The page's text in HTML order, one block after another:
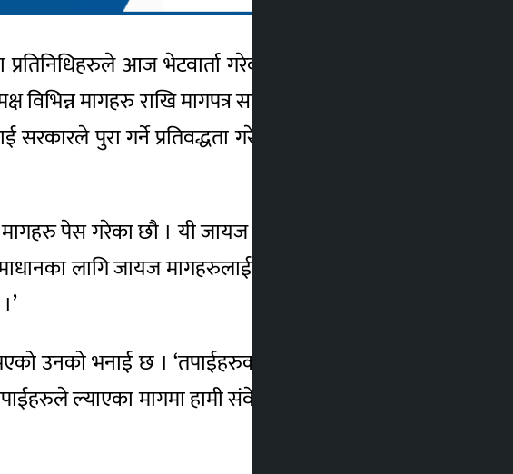
प्रतिनिधिहरुले आज भेटवार्ता गरेका छन् । प्रसाईंको नागरिक
विभिन्न मागहरु राखि मागपत्र समेत बुझाएका छन् । नागरिक
पुरा गर्ने प्रतिवद्धता गरेर अगाडि बढेस् भन्ने आजको
पेस गरेका छौ । यी जायज मागहरु प्रधानमन्त्री, गृहमन्त्री
लागि जायज मागहरुलाई लिखितरुपमा सरकारले पुरा
उनको भनाई छ । ‘तपाईहरुको मागहरु संवेदनशील छौं ।
ल्याएका मागमा हामी संवेदनशील छौं र यिनै काम पुरा